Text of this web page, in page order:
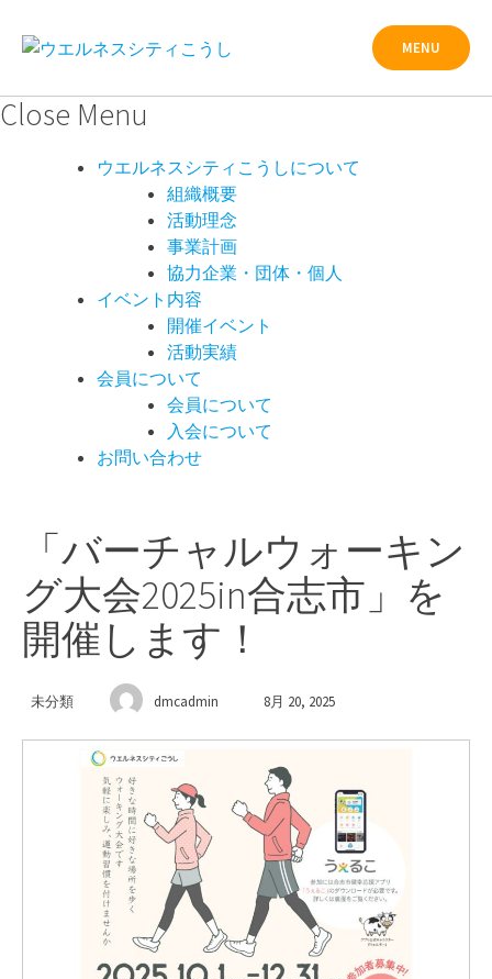
MENU
Close Menu
ウエルネスシティこうしについて
組織概要
活動理念
事業計画
協力企業・団体・個人
イベント内容
開催イベント
活動実績
会員について
会員について
入会について
お問い合わせ
「バーチャルウォーキン
グ大会2025in合志市」を
開催します！
未分類 dmcadmin 8月 20, 2025